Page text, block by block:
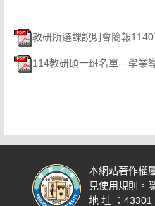
教研所選課說明會簡報
114教研碩一班名單- -學業
本網站著作權
見使用規則。
地 址 ：43301